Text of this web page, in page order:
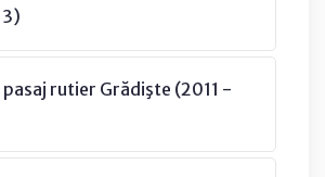
rutier Grădişte (2011 -